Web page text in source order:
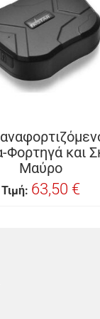
Φορτηγά και
Μαύρο
Τιμή: 63,50 €